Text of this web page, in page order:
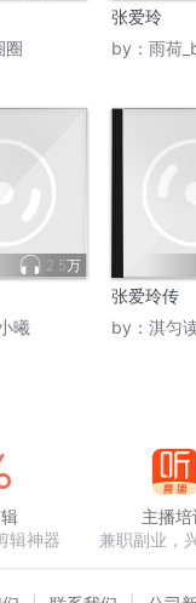
圈
张爱玲
by： 雨荷
2.5万
曦
张爱玲传
by： 淇匀
辑神器
主播培
兼职副业，